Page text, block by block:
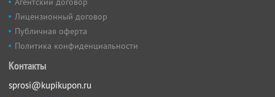
Лицензионный договор
Публичная оферта
Политика конфиденциальности
Контакты
sprosi@kupikupon.ru